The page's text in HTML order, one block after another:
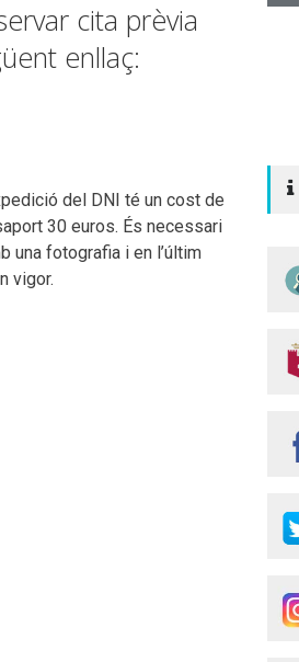
cita prèvia
enllaç:
del DNI té un cost de
30 euros. És necessari
una fotografia i en l’últim
vigor.